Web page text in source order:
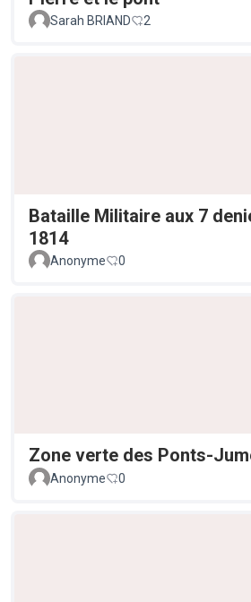
Sarah BRIAND 2
Bataille Militaire aux 7
1814
Anonyme 0
Zone verte des Ponts-
Anonyme
0